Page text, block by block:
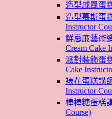
造型戚風蛋
造型慕斯蛋
Instructor
鮮忌廉藝術
Cream Cake
派對裝飾蛋
Cake
裱花蛋糕講
Instructor
棒棒糖蛋糕
Course)